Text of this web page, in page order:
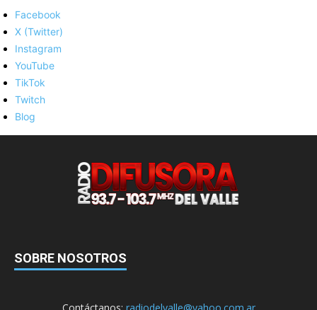
Facebook
X (Twitter)
Instagram
YouTube
TikTok
Twitch
Blog
SOBRE NOSOTROS
Contáctanos: radiodelvalle@yahoo.com.ar